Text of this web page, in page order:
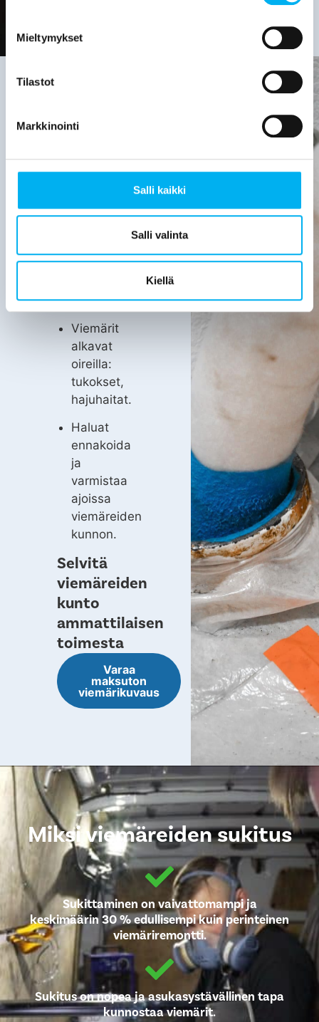
Mieltymykset
Tilastot
Markkinointi
Salli kaikki
Salli valinta
Kiellä
Viemäriremontin
hyvä
selvittää,
kun:
on yli 30
vanha.
Viemärit
alkavat
oireilla:
tukokset,
hajuhaitat.
Haluat
ennakoida
ja
varmistaa
ajoissa
viemäreiden
kunnon.
Selvitä
viemäreiden
kunto
ammattilaisen
toimesta
Varaa
maksuton
viemärikuvaus
Miksi viemäreiden sukitus
Sukittaminen on vaivattomampi ja
keskimäärin 30 % edullisempi kuin perinteinen
viemäriremontti.
Sukitus on nopea ja asukasystävällinen tapa
kunnostaa viemärit.